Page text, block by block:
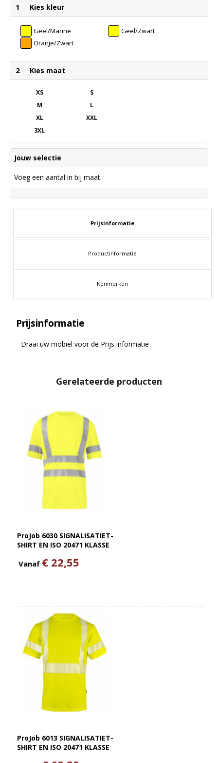
1 Kies kleur
Geel/Marine
Geel/Zwart
Oranje/Zwart
2 Kies maat
XS
S
M
L
XL
XXL
3XL
Jouw selectie
Voeg een aantal in bij maat.
Prijsinformatie
Productinformatie
Kenmerken
Prijsinformatie
Draai uw mobiel voor de Prijs informatie
Gerelateerde producten
ProJob 6030 SIGNALISATIET-
SHIRT EN ISO 20471 KLASSE
Vanaf € 22,55
ProJob 6013 SIGNALISATIET-
SHIRT EN ISO 20471 KLASSE